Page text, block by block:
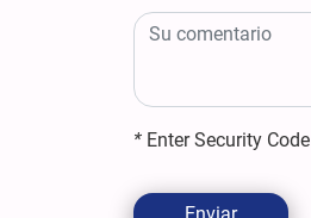
* Enter Security Code